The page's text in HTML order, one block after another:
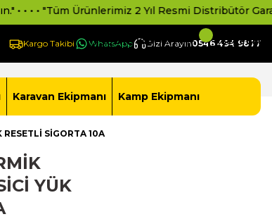
• "Tüm Ürünlerimiz 2 Yıl Resmi Distribütör
Kargo Takibi WhatsApp Bizi Arayın0546 494 9877
Giriş Yap -Yeni Üye Ol Sepetim
Karavan Ekipmanı Kamp Ekipmanı
RESETLİ SİGORTA 10A
YÜK